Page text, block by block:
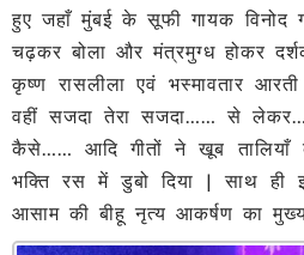
हुए जहाँ मुंबई के सूफी गायक विनोद
चढ़कर बोला और मंत्रमुग्ध होकर
कृष्ण रासलीला एवं भस्मावतार
वहीं सजदा तेरा सजदा…… से
कैसे…… आदि गीतों ने खूब तालियाँ
भक्ति रस में डुबो दिया | साथ ही
आसाम की बीहू नृत्य आकर्षण का